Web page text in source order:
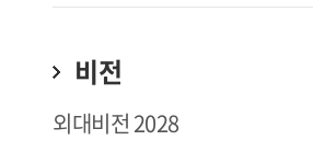
비전
외대비전 2028